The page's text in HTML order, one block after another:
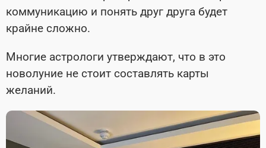
коммуникацию и понять друг друга будет
крайне сложно.
Многие астрологи утверждают, что в это
новолуние не стоит составлять карты
желаний.